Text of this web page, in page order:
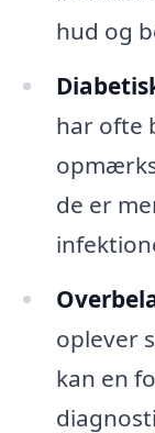
hud og
har ofte
de er
oplever
kan en